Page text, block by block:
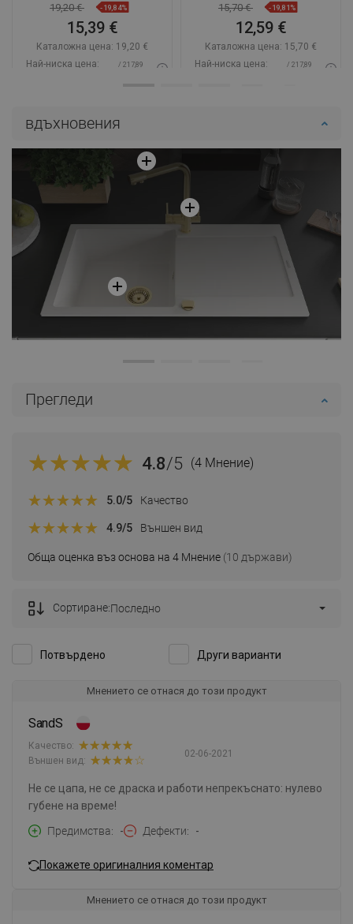
19,20 € -19,84%
15,39 €
Каталожна цена: 19,20 €
Най-ниска цена:
/ 217,89
Добави в количката
favorite_border Любима
Сравнете
15,70 € -19,81%
12,59 €
Каталожна цена: 15,70 €
Най-ниска цена:
/ 217,89
Добави в количката
favorite_border Любима
Сравнете
вдъхновения
Прегледи
4.8/5 (4 Мнение)
Обща оценка въз основа на 4 Мнение (10 държави)
5.0/5 Качество
4.9/5 Външен вид
Потвърдено Други варианти
Сортиране:Последно
Мнението се отнася до този продукт
SandS
02-06-2021
Качество:
Външен вид:
Не се цапа, не се драска и работи непрекъснато: нулево
губене на време!
Предимства
- Дефекти -
Покажете оригиналния коментар
Мнението се отнася до този продукт